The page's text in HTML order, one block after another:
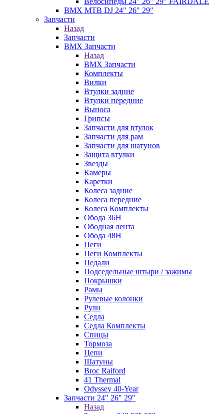
BMX MTB DJ 24" 26" 29"
Запчасти
Назад
Запчасти
BMX Запчасти
Назад
BMX Запчасти
Комплекты
Вилки
Втулки задние
Втулки передние
Выноса
Грипсы
Запчасти для втулок
Запчасти для рам
Запчасти для шатунов
Защита втулки
Звезды
Камеры
Каретки
Колеса задние
Колеса передние
Колеса Комплекты
Обода 36H
Ободная лента
Обода 48H
Пеги
Пеги Комплекты
Педали
Подседельные штыри / зажимы
Покрышки
Рамы
Рулевые колонки
Рули
Седла
Седла Комплекты
Спицы
Тормоза
Цепи
Шатуны
Broc Raiford
41 Thermal
Odyssey 40-Year
Запчасти 24" 26" 29"
Назад